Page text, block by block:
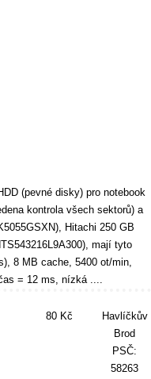
(pevné disky) pro notebook
kontrola všech sektorů) a
Hitachi 250 GB
mají tyto
8 MB cache, 5400 ot/min,
= 12 ms, nízká ....
80 Kč
Havlíčkův
Brod
PSČ:
58263